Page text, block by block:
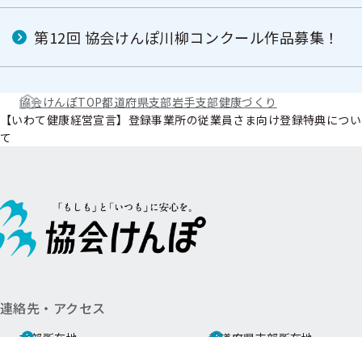
第12回 協会けんぽ川柳コンクール作品募集！
協会けんぽTOP都道府県支部岩手支部健康づくり
【いわて健康経営宣言】登録事業所の従業員さま向け登録特典につい
て
連絡先・アクセス